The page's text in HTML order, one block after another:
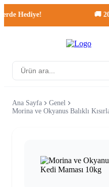
Hediye! 🚚
Ana Sayfa
Genel
Morina ve Okyanus Balıklı